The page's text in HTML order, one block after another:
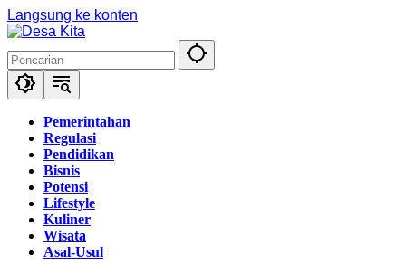
Langsung ke konten
Pemerintahan
Regulasi
Pendidikan
Bisnis
Potensi
Lifestyle
Kuliner
Wisata
Asal-Usul